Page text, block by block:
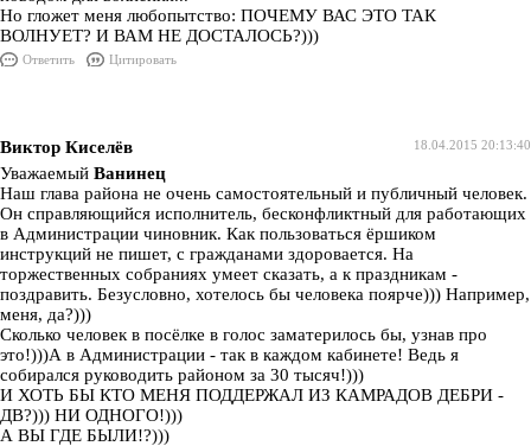
Но гложет меня любопытство: ПОЧЕМУ ВАС ЭТО ТАК
ВОЛНУЕТ? И ВАМ НЕ ДОСТАЛОСЬ?)))
Ответить Цитировать
18.04.2015 20:13:40
Виктор Киселёв
Уважаемый Ванинец
Наш глава района не очень самостоятельный и публичный человек.
Он справляющийся исполнитель, бесконфликтный для работающих
в Администрации чиновник. Как пользоваться ёршиком
инструкций не пишет, с гражданами здоровается. На
торжественных собраниях умеет сказать, а к праздникам -
поздравить. Безусловно, хотелось бы человека поярче))) Например,
меня, да?)))
Сколько человек в посёлке в голос заматерилось бы, узнав про
это!)))А в Администрации - так в каждом кабинете! Ведь я
собирался руководить районом за 30 тысяч!)))
И ХОТЬ БЫ КТО МЕНЯ ПОДДЕРЖАЛ ИЗ КАМРАДОВ ДЕБРИ -
ДВ?))) НИ ОДНОГО!)))
А ВЫ ГДЕ БЫЛИ!?)))